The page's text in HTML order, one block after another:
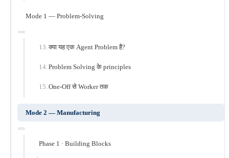
Mode 1 — Problem-Solving
क्या यह एक Agent Problem है?
Problem Solving के principles
One-Off से Worker तक
Mode 2 — Manufacturing
Phase 1 · Building Blocks